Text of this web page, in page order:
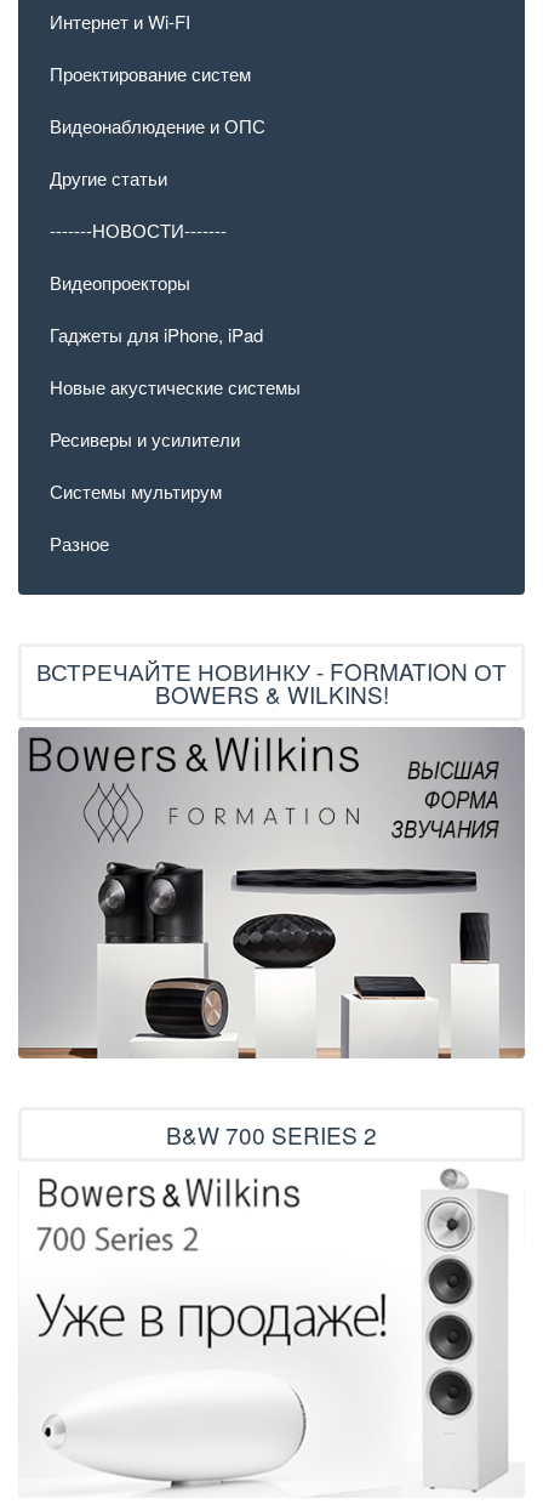
Интернет и Wi-FI
Проектирование систем
Видеонаблюдение и ОПС
Другие статьи
-------НОВОСТИ-------
Видеопроекторы
Гаджеты для iPhone, iPad
Новые акустические системы
Ресиверы и усилители
Системы мультирум
Разное
ВСТРЕЧАЙТЕ НОВИНКУ - FORMATION ОТ
BOWERS & WILKINS!
B&W 700 SERIES 2